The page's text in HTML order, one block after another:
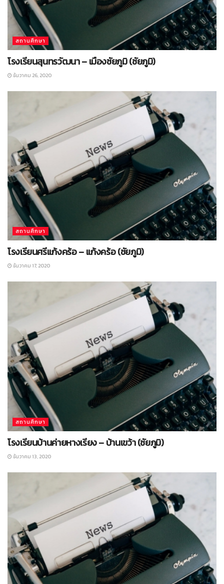
สถานศึกษา
โรงเรียนสุนทรวัฒนา – เมืองชัยภูมิ (ชัยภูมิ)
ธันวาคม 26, 2020
สถานศึกษา
โรงเรียนศรีแก้งคร้อ – แก้งคร้อ (ชัยภูมิ)
ธันวาคม 17, 2020
สถานศึกษา
โรงเรียนบ้านค่ายหางเรียง – บ้านเขว้า (ชัยภูมิ)
ธันวาคม 13, 2020